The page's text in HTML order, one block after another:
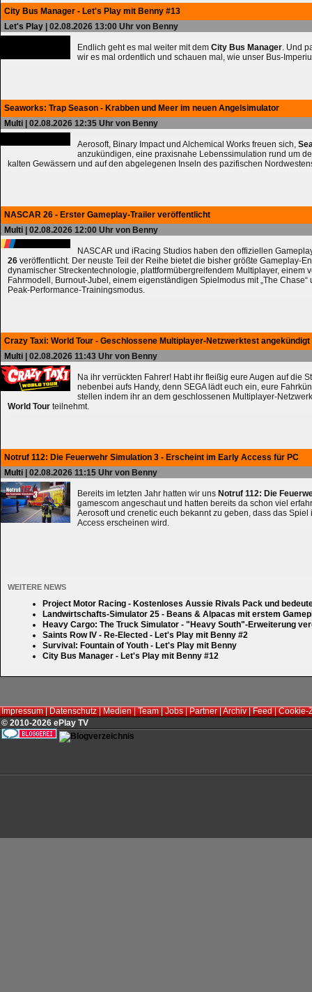
City Bus Manager - Let's Play mit Benny #13
Let's Play | 02.08.2026 13:00 Uhr von Benny
Endlich geht es mal weiter mit dem City Bus Manager. Und
wir es mal ordentlich und schauen mal, wie unser Bus-
Seaworks: Trap Season - Krabben und Meer im neuen Angelsimulator
Multi | 02.08.2026 12:35 Uhr von Benny
Aerosoft, Binary Impact und Alchemical Works freuen sich,
anzukündigen, eine praxisnahe Lebenssimulation rund um
kalten Gewässern und auf den abgelegenen Inseln des pazifischen
NASCAR 26 - Erster Gameplay-Trailer veröffentlicht
Multi | 02.08.2026 12:00 Uhr von Benny
NASCAR und iRacing Studios haben den offiziellen
26 veröffentlicht. Der neuste Teil der Reihe bietet die bisher größte Gameplay-
dynamischer Streckentechnologie, plattformübergreifendem Multiplayer, einem
Fahrmodell, Burnout-Jubel, einem eigenständigen Spielmodus mit „The
Peak-Performance-Trainingsmodus.
Crazy Taxi: World Tour - Geschlossene Multiplayer-Netzwerktest angekündigt
Multi | 02.08.2026 11:43 Uhr von Benny
Na ihr verrückten Fahrer! Habt ihr fleißig eure Augen auf die
nebenbei aufs Handy, denn SEGA lädt euch ein, eure
stellen indem ihr an dem geschlossenen Multiplayer-
World Tour teilnehmt.
Notruf 112: Die Feuerwehr Simulation 3 - Erscheint im Early Access für PC
Multi | 02.08.2026 11:15 Uhr von Benny
Bereits im letzten Jahr hatten wir uns Notruf 112: Die
gamescom angeschaut und hatten bereits da schon viel
Aerosoft und crenetic euch bekannt zu geben, dass das Spiel
Access erscheinen wird.
WEITERE NEWS
Project Motor Racing - Kostenloses Aussie Rivals Pack und
Landwirtschafts-Simulator 25 - Beans & Alpacas mit erstem
Heavy Cargo: The Truck Simulator - "Heavy South"-Erweiterung
Saints Row IV - Re-Elected - Let's Play mit Benny #2
Survival: Fountain of Youth - Let's Play mit Benny
City Bus Manager - Let's Play mit Benny #12
Impressum|Datenschutz|Medien|Team|Jobs|Partner|Archiv|Feed|Cookie-
© 2010-2026 ePlay TV